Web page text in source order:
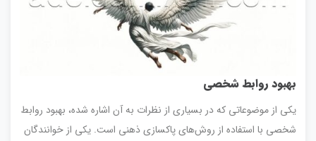
بهبود روابط شخصی
یکی از موضوعاتی که در بسیاری از نظرات به آن اشاره شده، بهبود روابط
شخصی با استفاده از روش‌های پاکسازی ذهنی است. یکی از خوانندگان